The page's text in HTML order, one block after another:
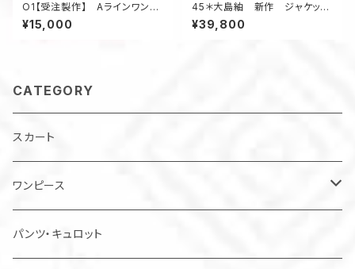
O1【受注製作】 Aラインワンピ
ース ジャンスカ 着物アップ
サイクル
¥15,000
45＊大島紬 新作 ジャケッ
ト 昭和レトロ 着物リメイク
三角柄 紺色
¥39,800
CATEGORY
スカート
ワンピース
チュニック
パンツ・キュロット